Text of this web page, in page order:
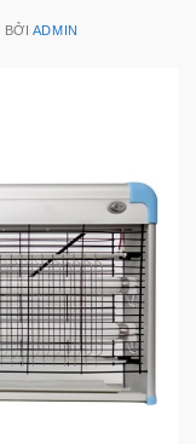
BỞI ADMIN